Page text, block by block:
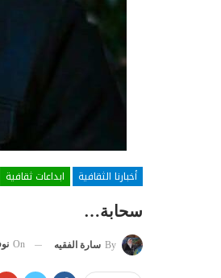
أخبارنا الثقافية ابداعات ثقافية
سحابة…
By سارة الفقيه On